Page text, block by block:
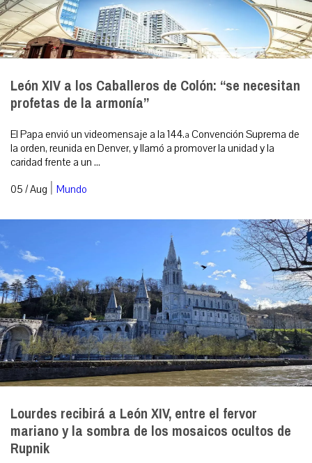
León XIV a los Caballeros de Colón: “se necesitan
profetas de la armonía”
El Papa envió un videomensaje a la 144.ª Convención Suprema de
la orden, reunida en Denver, y llamó a promover la unidad y la
caridad frente a un ...
05 / Aug | Mundo
Lourdes recibirá a León XIV, entre el fervor
mariano y la sombra de los mosaicos ocultos de
Rupnik